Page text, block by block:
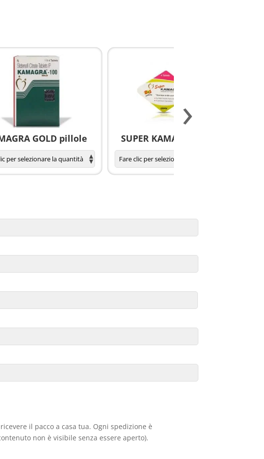
GOLD pillole SUPER KAMAGRA pillole
›
il pacco a casa tua. Ogni spedizione è
non è visibile senza essere aperto).